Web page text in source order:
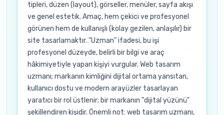
tipleri, düzen (layout), görseller, menüler, sayfa akışı
ve genel estetik. Amaç, hem çekici ve profesyonel
görünen hem de kullanışlı (kolay gezilen, anlaşılır) bir
site tasarlamaktır. "Uzman" ifadesi, bu işi
profesyonel düzeyde, belirli bir bilgi ve araç
hâkimiyetiyle yapan kişiyi vurgular. Web tasarım
uzmanı; markanın kimliğini dijital ortama yansıtan,
kullanıcı dostu ve modern arayüzler tasarlayan
yaratıcı bir rol üstlenir; bir markanın "dijital yüzünü"
şekillendiren kişidir. Önemli not: web tasarım uzmanı,